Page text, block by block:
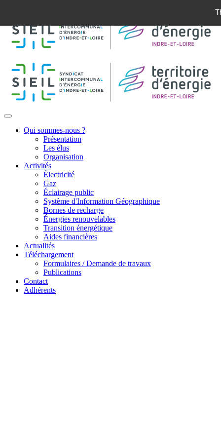
Qui sommes-nous ?
Présentation
Les élus
Organisation
Activités
Électricité
Gaz
Éclairage public
Système d'Information Géographique
Bornes de recharge
Énergies renouvelables
Transition énergétique
Aides financières
Actualités
Téléchargement
Formulaires / Demande de travaux
Publications
Contact
Adhérents